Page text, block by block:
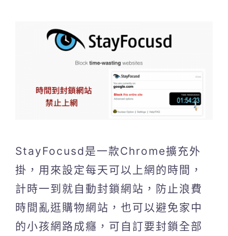
StayFocusd是一款Chrome擴充外
掛，用來設定每天可以上網的時間，
計時一到就自動封鎖網站，防止浪費
時間亂逛購物網站，也可以避免家中
的小孩網路成癮，可自訂要封鎖全部